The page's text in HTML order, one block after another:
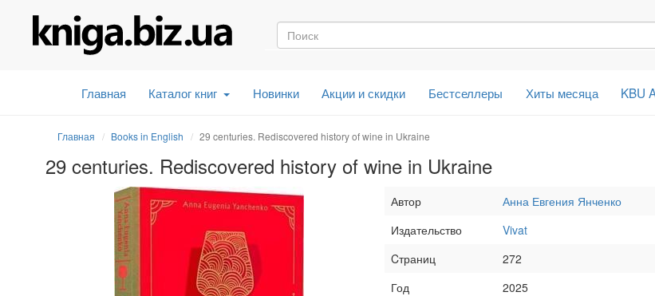
Главная Каталог книг Новинки Акции и скидки Бестселлеры Хиты месяца KBU
Главная Books in English 29 centuries. Rediscovered history of wine in Ukraine
29 centuries. Rediscovered history of wine in Ukraine
Автор
Анна Евгения Янченко
Издательство
Vivat
Cтраниц
272
Год
2025